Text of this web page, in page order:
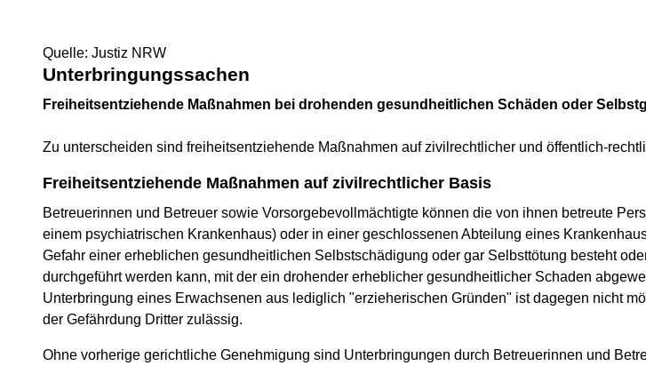
Quelle: Justiz NRW
Unterbringungssachen
Freiheitsentziehende Maßnahmen bei drohenden gesundheitlichen Schäden oder
Zu unterscheiden sind freiheitsentziehende Maßnahmen auf zivilrechtlicher und öffentlich-
Freiheitsentziehende Maßnahmen auf zivilrechtlicher Basis
Betreuerinnen und Betreuer sowie Vorsorgebevollmächtigte können die von ihnen betreute
einem psychiatrischen Krankenhaus) oder in einer geschlossenen Abteilung eines
Gefahr einer erheblichen gesundheitlichen Selbstschädigung oder gar Selbsttötung besteht
durchgeführt werden kann, mit der ein drohender erheblicher gesundheitlicher Schaden
Unterbringung eines Erwachsenen aus lediglich "erzieherischen Gründen" ist dagegen nicht
der Gefährdung Dritter zulässig.
Ohne vorherige gerichtliche Genehmigung sind Unterbringungen durch Betreuerinnen und